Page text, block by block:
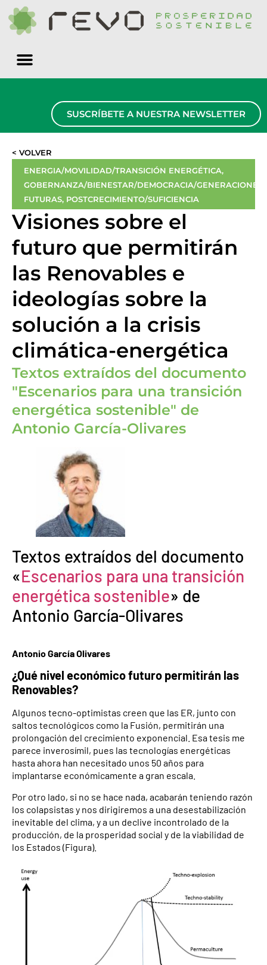
SUSCRÍBETE A NUESTRA NEWSLETTER
< VOLVER
ENERGIA/MOVILIDAD/TRANSICIÓN ENERGÉTICA,
GOBERNANZA/BIENESTAR/DEMOCRACIA/GENERACIONES
FUTURAS, POSTCRECIMIENTO/SUFICIENCIA
Visiones sobre el
futuro que permitirán
las Renovables e
ideologías sobre la
solución a la crisis
climática-energética
Textos extraídos del documento
"Escenarios para una transición
energética sostenible" de
Antonio García-Olivares
Textos extraídos del documento
«Escenarios para una transición
energética sostenible» de
Antonio García-Olivares
Antonio García Olivares
¿Qué nivel económico futuro permitirán las
Renovables?
Algunos tecno-optimistas creen que las ER, junto con
saltos tecnológicos como la Fusión, permitirán una
prolongación del crecimiento exponencial. Esa tesis me
parece inverosímil, pues las tecnologías energéticas
hasta ahora han necesitado unos 50 años para
implantarse económicamente a gran escala.
Por otro lado, si no se hace nada, acabarán teniendo razón
los colapsistas y nos dirigiremos a una desestabilización
inevitable del clima, y a un declive incontrolado de la
producción, de la prosperidad social y de la viabilidad de
los Estados (Figura).